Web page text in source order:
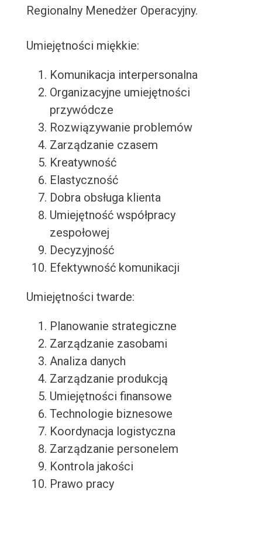
Regionalny Menedżer Operacyjny.
Umiejętności miękkie:
Komunikacja interpersonalna
Organizacyjne umiejętności
przywódcze
Rozwiązywanie problemów
Zarządzanie czasem
Kreatywność
Elastyczność
Dobra obsługa klienta
Umiejętność współpracy
zespołowej
Decyzyjność
Efektywność komunikacji
Umiejętności twarde:
Planowanie strategiczne
Zarządzanie zasobami
Analiza danych
Zarządzanie produkcją
Umiejętności finansowe
Technologie biznesowe
Koordynacja logistyczna
Zarządzanie personelem
Kontrola jakości
Prawo pracy